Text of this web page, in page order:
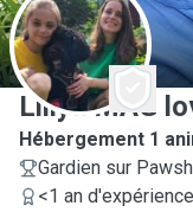
L
Liliya MAG
Hébergement 1
Gardien sur
<1 an d'expérience